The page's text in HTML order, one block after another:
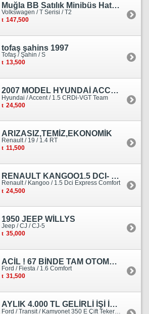
Muğla BB Satılık Minibüs Hatı Volkswagen Crafter
Volkswagen / T Serisi / T2
147,500
tofaş şahins 1997
Tofaş / Şahin / S
13,500
2007 MODEL HYUNDAİ ACCENT ERA MOTOR YENİ YAPILDI
Hyundai / Accent / 1.5 CRDi-VGT Team
24,500
ARIZASIZ,TEMİZ,EKONOMİK
Renault / 19 / 1.4 RT
11,500
RENAULT KANGOO1.5 DCI- 138 KM
Renault / Kangoo / 1.5 Dci Express Comfort
24,500
1950 JEEP WİLLYS
Jeep / CJ / CJ-5
35,000
ACİL ! 67 BİNDE TAM OTOMATİK FORD FİESTA
Ford / Fiesta / 1.6 Comfort
31,500
AYLIK 4.000 TL GELİRLİ İŞİ İLE BİRLİKTE SATILIKTIR.